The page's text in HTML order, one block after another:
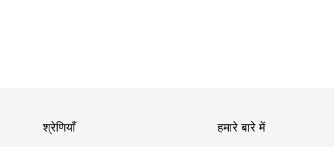
श्रेणियाँ हमारे बारे में